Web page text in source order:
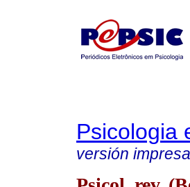
Psicologia
versión impresa